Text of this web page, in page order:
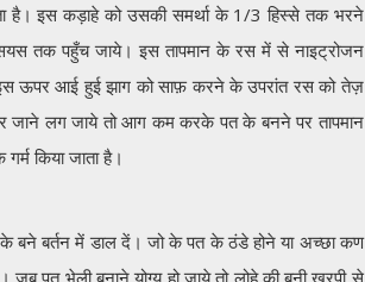
है। इस कड़ाहे को उसकी समर्था के 1/3 हिस्से तक भरने
तक पहुँच जाये। इस तापमान के रस में से नाइट्रोजन
ऊपर आई हुई झाग को साफ़ करने के उपरांत रस को तेज़
जाने लग जाये तो आग कम करके पत के बनने पर तापमान
किया जाता है।
के बने बर्तन में डाल दें। जो के पत के ठंडे होने या अच्छा कण
पत भेली बनाने योग्य हो जाये तो लोहे की बनी खुरपी से